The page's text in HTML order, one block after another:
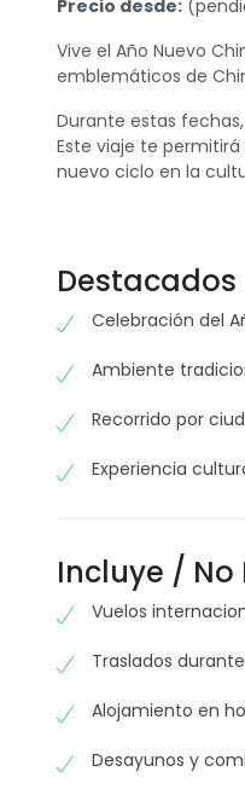
Precio desde:
Vive el Año Nuevo
emblemáticos de
Durante estas
Este viaje te
nuevo ciclo en la
Destacados
Celebración del
Ambiente
Recorrido por
Experiencia
Incluye / No
Vuelos
Traslados
Alojamiento en
Desayunos y